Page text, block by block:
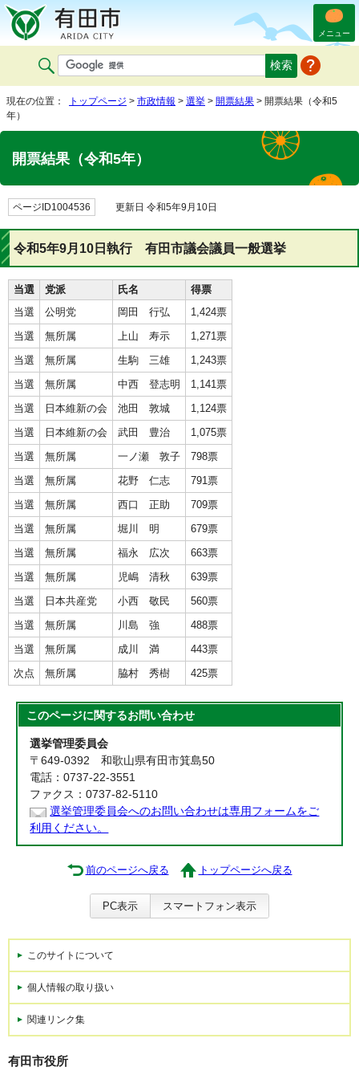
メニュー
現在の位置： トップページ > 市政情報 > 選挙 > 開票結果 > 開票結果（令和5
年）
開票結果（令和5年）
ページID1004536 更新日 令和5年9月10日
令和5年9月10日執行 有田市議会議員一般選挙
当選 党派 氏名
得票
当選
公明党 岡田 行弘
1,424票
当選
無所属 上山 寿示
1,271票
当選
無所属 生駒 三雄
1,243票
当選
無所属 中西 登志明
1,141票
当選
日本維新の会 池田 敦城
1,124票
当選
日本維新の会 武田 豊治
1,075票
当選
無所属 一ノ瀬 敦子
798票
当選
無所属 花野 仁志
791票
当選
無所属 西口 正助
709票
当選
無所属 堀川 明
679票
当選
無所属 福永 広次
663票
当選
無所属 児嶋 清秋
639票
当選
日本共産党 小西 敬民
560票
当選
無所属 川島 強
488票
当選
無所属 成川 満
443票
次点
無所属 脇村 秀樹 425票
このページに関するお問い合わせ
選挙管理委員会
〒649-0392 和歌山県有田市箕島50
電話：0737-22-3551
ファクス：0737-82-5110
選挙管理委員会へのお問い合わせは専用フォームをご
利用ください。
前のページへ戻る トップページへ戻る
PC表示 スマートフォン表示
このサイトについて
個人情報の取り扱い
関連リンク集
有田市役所